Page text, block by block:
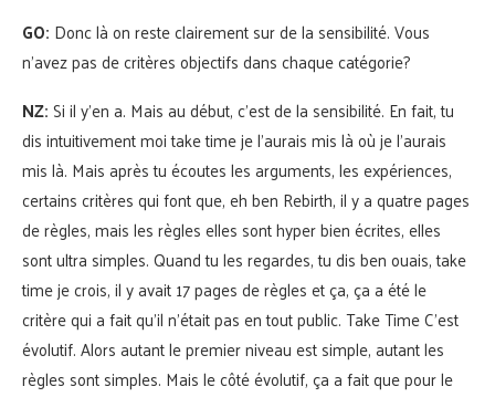
GO: Donc là on reste clairement sur de la sensibilité. Vous
n’avez pas de critères objectifs dans chaque catégorie?
NZ:Si il y’en a. Mais au début, c’est de la sensibilité. En fait, tu
dis intuitivement moi take time je l’aurais mis là où je l’aurais
mis là. Mais après tu écoutes les arguments, les expériences,
certains critères qui font que, eh ben Rebirth, il y a quatre pages
de règles, mais les règles elles sont hyper bien écrites, elles
sont ultra simples. Quand tu les regardes, tu dis ben ouais, take
time je crois, il y avait 17 pages de règles et ça, ça a été le
critère qui a fait qu’il n’était pas en tout public. Take Time C’est
évolutif. Alors autant le premier niveau est simple, autant les
règles sont simples. Mais le côté évolutif, ça a fait que pour le